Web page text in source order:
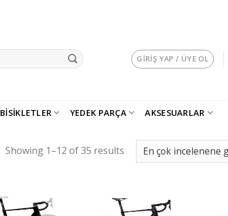
GIRIŞ YAP / ÜYE OL
BISIKLETLER YEDEK PARÇA AKSESUARLAR
Showing 1–12 of 35 results